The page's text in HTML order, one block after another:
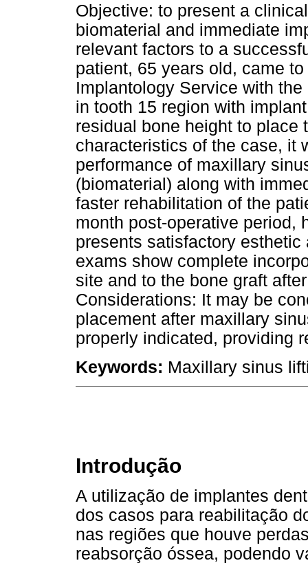
Objective: to present a
biomaterial and immediate
relevant factors to a
patient, 65 years old, came
Implantology Service with
in tooth 15 region with
residual bone height to place
characteristics of the case, it
performance of maxillary
(biomaterial) along with
faster rehabilitation of the
month post-operative period,
presents satisfactory
exams show complete
site and to the bone graft
Considerations: It may be
placement after maxillary
properly indicated, providing
Keywords: Maxillary sinus
Introdução
A utilização de implantes
dos casos para reabilitação
nas regiões que houve
reabsorção óssea, podendo